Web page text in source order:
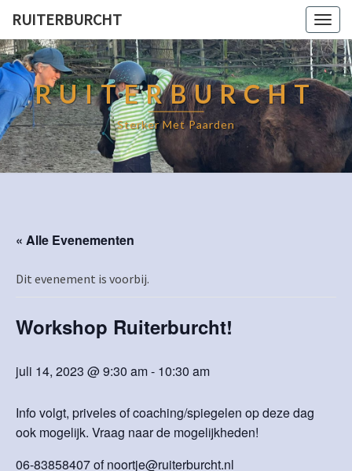
RUITERBURCHT
RUITERBURCHT
Sterker Met Paarden
« Alle Evenementen
Dit evenement is voorbij.
Workshop Ruiterburcht!
juli 14, 2023 @ 9:30 am- 10:30 am
Info volgt, priveles of coaching/spiegelen op deze dag
ook mogelijk. Vraag naar de mogelijkheden!
06-83858407 of noortje@ruiterburcht.nl